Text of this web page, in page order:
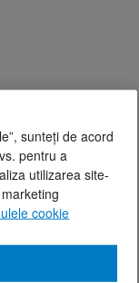
sunteți de acord
pentru a
utilizarea site-
cookie